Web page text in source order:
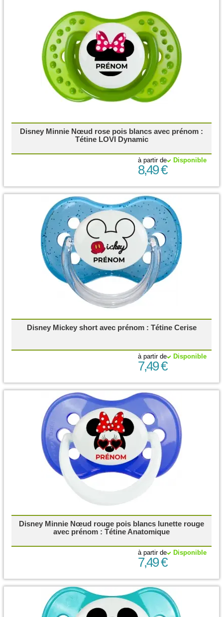
Disney Minnie Nœud rose pois blancs avec prénom :
Tétine LOVI Dynamic
Disponible
à partir de
8,49 €
Disney Mickey short avec prénom : Tétine Cerise
Disponible
à partir de
7,49 €
Disney Minnie Nœud rouge pois blancs lunette rouge
avec prénom : Tétine Anatomique
Disponible
à partir de
7,49 €